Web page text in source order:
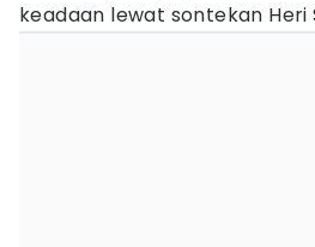
keadaan lewat sontekan Heri